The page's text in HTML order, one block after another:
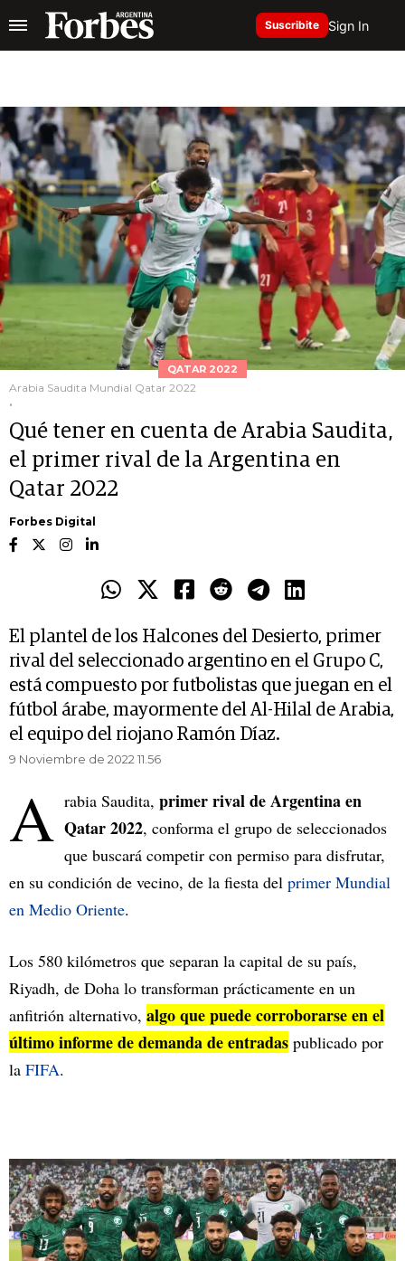
Suscribite Sign In
QATAR 2022
Arabia Saudita Mundial Qatar 2022
.
Qué tener en cuenta de Arabia Saudita,
el primer rival de la Argentina en
Qatar 2022
Forbes Digital
El plantel de los Halcones del Desierto, primer
rival del seleccionado argentino en el Grupo C,
está compuesto por futbolistas que juegan en el
fútbol árabe, mayormente del Al-Hilal de Arabia,
el equipo del riojano Ramón Díaz.
9 Noviembre de 2022 11.56
A rabia Saudita, primer rival de Argentina en
Qatar 2022, conforma el grupo de seleccionados
que buscará competir con permiso para disfrutar,
en su condición de vecino, de la fiesta del primer Mundial
en Medio Oriente.
Los 580 kilómetros que separan la capital de su país,
Riyadh, de Doha lo transforman prácticamente en un
anfitrión alternativo, algo que puede corroborarse en el
último informe de demanda de entradas publicado por
la FIFA.